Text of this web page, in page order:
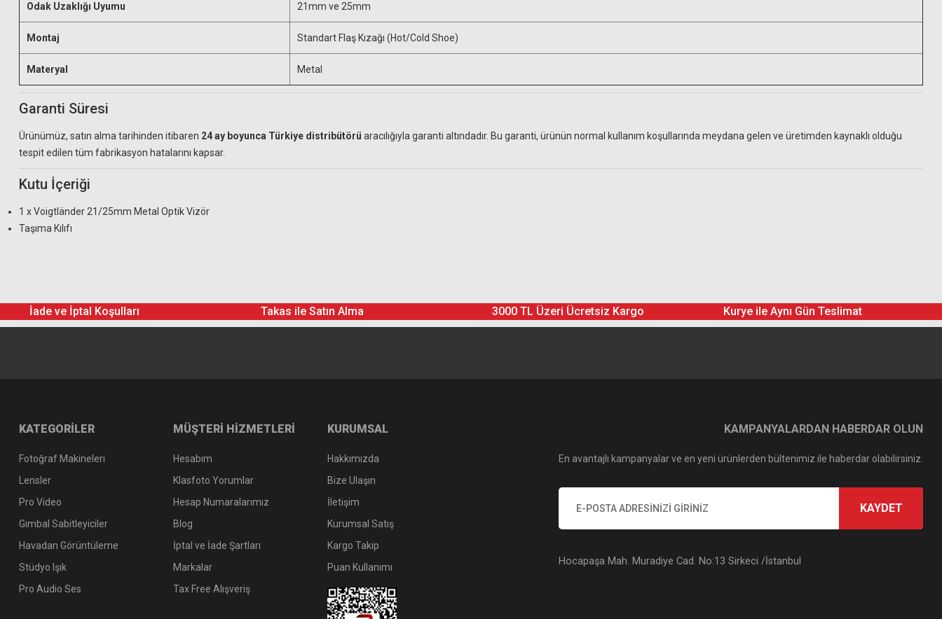
Odak Uzaklığı Uyumu 21mm ve 25mm
Montaj Standart Flaş Kızağı (Hot/Cold Shoe)
Materyal Metal
Garanti Süresi
Ürünümüz, satın alma tarihinden itibaren 24 ay boyunca Türkiye distribütörü aracılığıyla garanti altındadır. Bu garanti, ürünün normal kullanım koşullarında meydana gelen ve üretimden kaynaklı olduğu
tespit edilen tüm fabrikasyon hatalarını kapsar.
Kutu İçeriği
1 x Voigtländer 21/25mm Metal Optik Vizör
Taşıma Kılıfı
İade ve İptal Koşulları Takas ile Satın Alma 3000 TL Üzeri Ücretsiz Kargo Kurye ile Aynı Gün Teslimat
KATEGORİLER
Fotoğraf Makineleri
Lensler
Pro Video
Gimbal Sabitleyiciler
Havadan Görüntüleme
Stüdyo Işık
Pro Audio Ses
MÜŞTERİ HİZMETLERİ
Hesabım
Klasfoto Yorumlar
Hesap Numaralarımız
Blog
İptal ve İade Şartları
Markalar
Tax Free Alışveriş
KURUMSAL
Hakkımızda
Bize Ulaşın
İletişim
Kurumsal Satış
Kargo Takip
Puan Kullanımı
KAMPANYALARDAN HABERDAR OLUN
En avantajlı kampanyalar ve en yeni ürünlerden bültenimiz ile haberdar olabilirsiniz.
KAYDET
Hocapaşa Mah. Muradiye Cad. No:13 Sirkeci /İstanbul